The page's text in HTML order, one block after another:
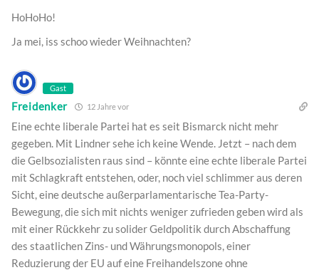
HoHoHo!
Ja mei, iss schoo wieder Weihnachten?
Gast
Freidenker 12 Jahre vor
Eine echte liberale Partei hat es seit Bismarck nicht mehr
gegeben. Mit Lindner sehe ich keine Wende. Jetzt – nach dem
die Gelbsozialisten raus sind – könnte eine echte liberale Partei
mit Schlagkraft entstehen, oder, noch viel schlimmer aus deren
Sicht, eine deutsche außerparlamentarische Tea-Party-
Bewegung, die sich mit nichts weniger zufrieden geben wird als
mit einer Rückkehr zu solider Geldpolitik durch Abschaffung
des staatlichen Zins- und Währungsmonopols, einer
Reduzierung der EU auf eine Freihandelszone ohne